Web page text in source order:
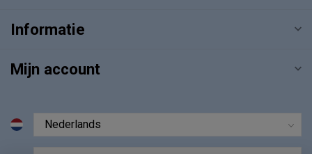
Informatie
Mijn account